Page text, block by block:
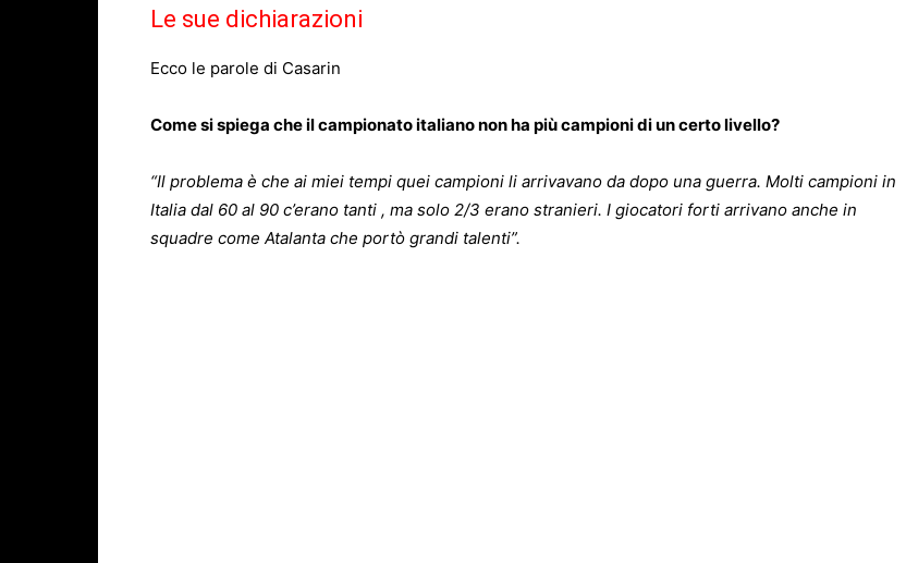
Le sue dichiarazioni
Ecco le parole di Casarin
Come si spiega che il campionato italiano non ha più campioni di un certo livello?
“Il problema è che ai miei tempi quei campioni li arrivavano da dopo una guerra. Molti campioni in
Italia dal 60 al 90 c’erano tanti , ma solo 2/3 erano stranieri. I giocatori forti arrivano anche in
squadre come Atalanta che portò grandi talenti”.